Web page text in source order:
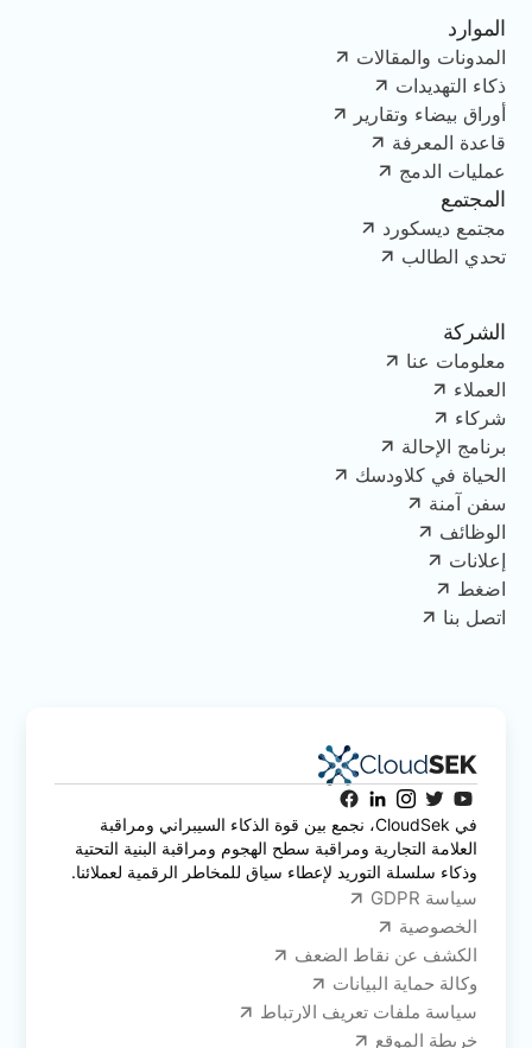
الموارد
المدونات والمقالات
ذكاء التهديدات
أوراق بيضاء وتقارير
قاعدة المعرفة
عمليات الدمج
المجتمع
مجتمع ديسكورد
تحدي الطالب
الشركة
معلومات عنا
العملاء
شركاء
برنامج الإحالة
الحياة في كلاودسك
سفن آمنة
الوظائف
إعلانات
اضغط
اتصل بنا
في CloudSek، نجمع بين قوة الذكاء السيبراني ومراقبة
العلامة التجارية ومراقبة سطح الهجوم ومراقبة البنية التحتية
وذكاء سلسلة التوريد لإعطاء سياق للمخاطر الرقمية لعملائنا.
سياسة GDPR
الخصوصية
الكشف عن نقاط الضعف
وكالة حماية البيانات
سياسة ملفات تعريف الارتباط
خريطة الموقع